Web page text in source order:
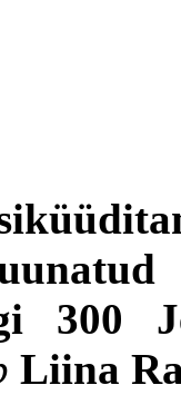
300
Liina